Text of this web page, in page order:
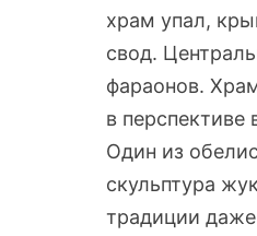
храм упал,
свод.
фараонов.
в
Один из
скульптура
традиции